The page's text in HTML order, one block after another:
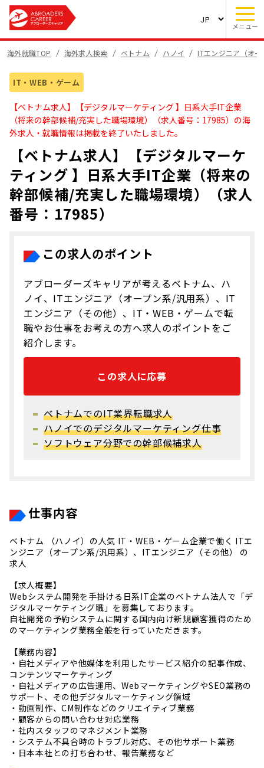
メニュー
海外就職TOP 海外求人検索 ベトナム ハノイ ITエンジニア（オ
IT・WEB・ゲーム
【ベトナム求人】【デジタルマーケティング 】日系大手IT企業
（将来の幹部候補/充実した職場環境）（求人番号：17985）の海
外求人・就職情報は掲載を終了いたしました。
【ベトナム求人】【デジタルマーケ
ティング 】日系大手IT企業（将来の
幹部候補/充実した職場環境）（求人
番号：17985）
この求人のポイント
アブローダーズキャリアが考えるベトナム、ハ
ノイ、ITエンジニア（オープン系/汎用系）、IT
エンジニア（その他）、IT・WEB・ゲームで転
職やお仕事をお考えの方へ求人のポイントをご
紹介します。
この求人に応募
ベトナムでのIT業界転職求人
ハノイでのデジタルマーケティング仕事
ソフトウェア分野での幹部候補求人
仕事内容
ベトナム （ハノイ）の人気 IT・WEB・ゲーム企業で働く ITエ
ンジニア（オープン系/汎用系）、ITエンジニア（その他） の
求人
【求人概要】
Webシステム開発を手掛ける日系IT企業のベトナム法人で「デ
ジタルマーケティング職」を募集しております。
自社開発の予約システムに関する国内向け新規顧客獲得のため
のマーケティング業務全般を行っていただきます。
【業務内容】
・自社メディアや他媒体を利用したサービス紹介の記事作成、
コンテンツマーケティング
・自社メディアの広告運用、WebマーケティングやSEO業務の
サポート、その他デジタルマーケティング領域
・動画制作、CM制作などのクリエイティブ業務
・顧客からの問い合わせ対応業務
・社内スタッフのマネジメント業務
・システム不具合時のトラブル対応、その他サポート業務
・日本本社との打ち合わせ、報告業務など